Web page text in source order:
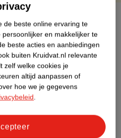
heeft (nog) geen Nature
Score.
de beste online ervaring te
en makkelijker te
beste acties en aanbiedingen
buiten Kruidvat.nl relevante
zelf welke cookies je
altijd aanpassen of
hoe we je gegevens
.